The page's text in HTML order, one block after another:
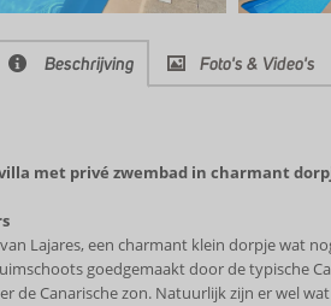
Beschrijving Foto's & Video's
met privé zwembad in charmant
Lajares, een charmant klein dorpje wat
goedgemaakt door de typische
de Canarische zon. Natuurlijk zijn er wel